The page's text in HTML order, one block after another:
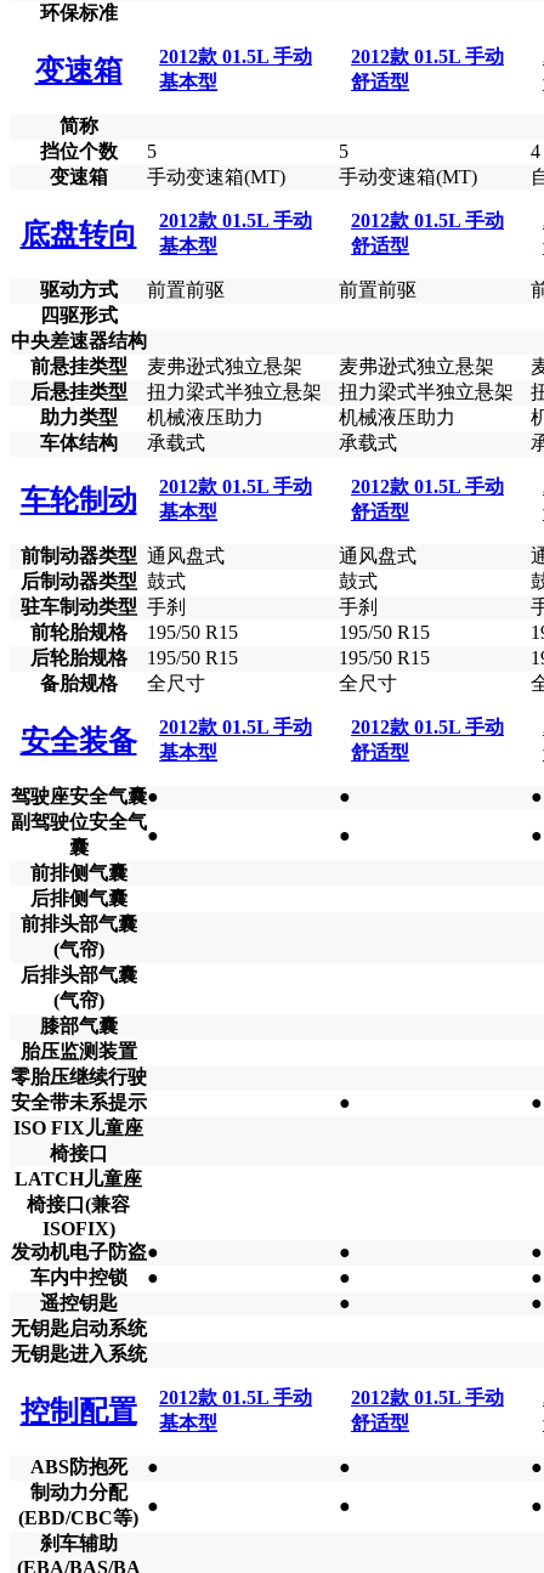
环保标准
变速箱
2012款 01.5L 手动
基本型
2012款 01.5L 手动
舒适型
简称
挡位个数
5 5
4
变速箱
手动变速箱(MT) 手动变速箱(MT)
底盘转向
2012款 01.5L 手动
基本型
2012款 01.5L 手动
舒适型
驱动方式 前置前驱 前置前驱
四驱形式
中央差速器结构
前悬挂类型
麦弗逊式独立悬架 麦弗逊式独立悬架
后悬挂类型
扭力梁式半独立悬架 扭力梁式半独立悬架
助力类型
机械液压助力 机械液压助力
车体结构
承载式 承载式
车轮制动
2012款 01.5L 手动
基本型
2012款 01.5L 手动
舒适型
前制动器类型 通风盘式 通风盘式
后制动器类型 鼓式 鼓式
驻车制动类型 手刹 手刹
前轮胎规格
195/50 R15 195/50 R15
后轮胎规格
195/50 R15 195/50 R15
备胎规格
全尺寸 全尺寸
安全装备
2012款 01.5L 手动
基本型
2012款 01.5L 手动
舒适型
驾驶座安全气囊● ●
●
副驾驶位安全气
囊
● ●
●
前排侧气囊
后排侧气囊
前排头部气囊
(气帘)
后排头部气囊
(气帘)
膝部气囊
胎压监测装置
零胎压继续行驶
安全带未系提示
●
●
ISO FIX儿童座
椅接口
LATCH儿童座
椅接口(兼容
ISOFIX)
发动机电子防盗● ●
●
车内中控锁
● ●
●
遥控钥匙
●
●
无钥匙启动系统
无钥匙进入系统
控制配置
2012款 01.5L 手动
基本型
2012款 01.5L 手动
舒适型
ABS防抱死 ● ●
●
制动力分配
(EBD/CBC等)
● ●
●
刹车辅助
(EBA/BAS/BA